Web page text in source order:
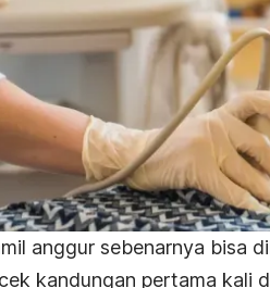
anggur sebenarnya bisa
kandungan pertama kali